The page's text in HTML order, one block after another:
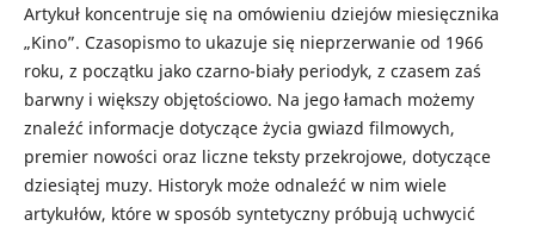
Artykuł koncentruje się na omówieniu dziejów miesięcznika
„Kino”. Czasopismo to ukazuje się nieprzerwanie od 1966
roku, z początku jako czarno-biały periodyk, z czasem zaś
barwny i większy objętościowo. Na jego łamach możemy
znaleźć informacje dotyczące życia gwiazd filmowych,
premier nowości oraz liczne teksty przekrojowe, dotyczące
dziesiątej muzy. Historyk może odnaleźć w nim wiele
artykułów, które w sposób syntetyczny próbują uchwycić